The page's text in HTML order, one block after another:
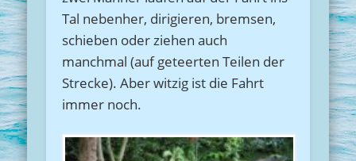
Tal nebenher, dirigieren, bremsen,
schieben oder ziehen auch
manchmal (auf geteerten Teilen der
Strecke). Aber witzig ist die Fahrt
immer noch.